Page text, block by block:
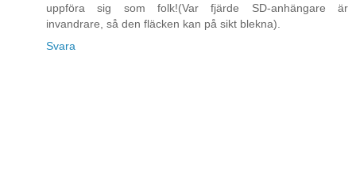
uppföra sig som folk!(Var fjärde SD-anhängare är
invandrare, så den fläcken kan på sikt blekna).
Svara